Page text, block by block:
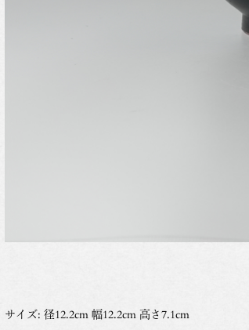
サイズ: 径12.2cm 幅12.2cm 高さ7.1cm